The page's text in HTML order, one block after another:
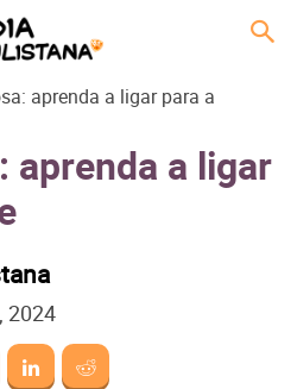
aprenda a ligar para a
aprenda a ligar
2024